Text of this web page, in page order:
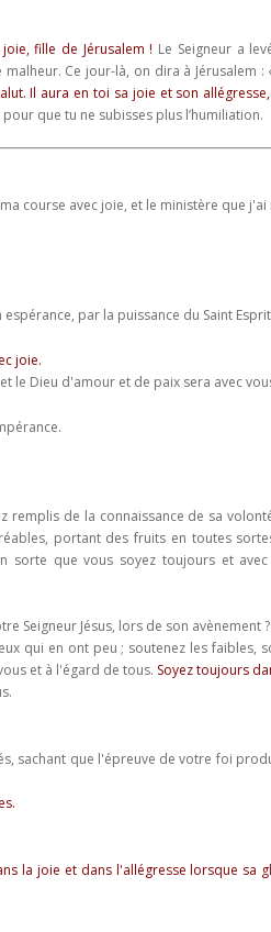
fille de Jérusalem ! Le Seigneur a
Ce jour-là, on dira à Jérusalem :
Il aura en toi sa joie et son
pour que tu ne subisses plus l’humiliation.
course avec joie, et le ministère que j'ai
par la puissance du Saint
joie.
le Dieu d'amour et de paix sera avec
remplis de la connaissance de sa
portant des fruits en toutes
sorte que vous soyez toujours et
Seigneur Jésus, lors de son avènement ?
qui en ont peu ; soutenez les faibles,
et à l'égard de tous. Soyez toujours
sachant que l'épreuve de votre foi
la joie et dans l'allégresse lorsque sa